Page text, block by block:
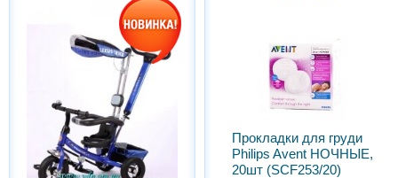
Прокладки для груди
Philips Avent НОЧНЫЕ,
20шт (SCF253/20)